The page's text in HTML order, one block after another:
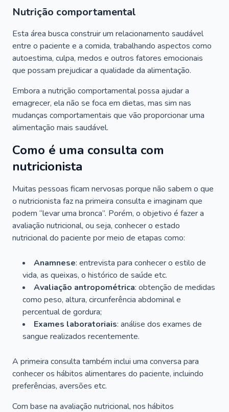
Nutrição comportamental
Esta área busca construir um relacionamento saudável
entre o paciente e a comida, trabalhando aspectos como
autoestima, culpa, medos e outros fatores emocionais
que possam prejudicar a qualidade da alimentação.
Embora a nutrição comportamental possa ajudar a
emagrecer, ela não se foca em dietas, mas sim nas
mudanças comportamentais que vão proporcionar uma
alimentação mais saudável.
Como é uma consulta com
nutricionista
Muitas pessoas ficam nervosas porque não sabem o que
o nutricionista faz na primeira consulta e imaginam que
podem “levar uma bronca”. Porém, o objetivo é fazer a
avaliação nutricional, ou seja, conhecer o estado
nutricional do paciente por meio de etapas como:
Anamnese: entrevista para conhecer o estilo de
vida, as queixas, o histórico de saúde etc.
Avaliação antropométrica: obtenção de medidas
como peso, altura, circunferência abdominal e
percentual de gordura;
Exames laboratoriais: análise dos exames de
sangue realizados recentemente.
A primeira consulta também inclui uma conversa para
conhecer os hábitos alimentares do paciente, incluindo
preferências, aversões etc.
Com base na avaliação nutricional, nos hábitos